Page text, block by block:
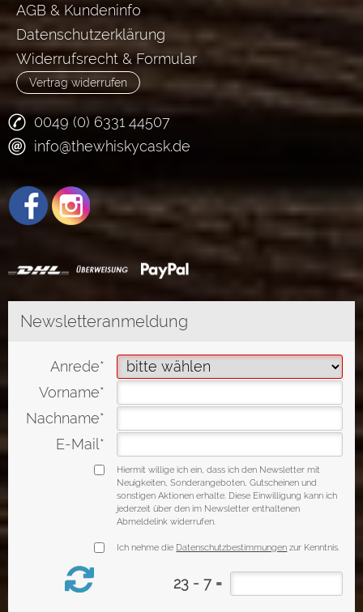
AGB & Kundeninfo
Datenschutzerklärung
Widerrufsrecht & Formular
Vertrag widerrufen
0049 (0) 6331 44507
info@thewhiskycask.de